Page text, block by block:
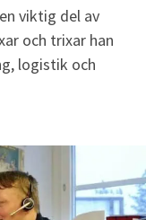
viktig del av
och trixar han
logistik och